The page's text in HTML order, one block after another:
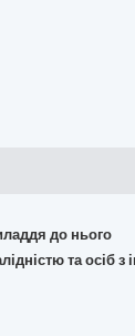
до нього
та осіб